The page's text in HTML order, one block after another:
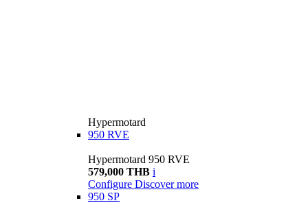
Hypermotard
950 RVE
Hypermotard 950 RVE
579,000 THB i
Configure Discover more
950 SP